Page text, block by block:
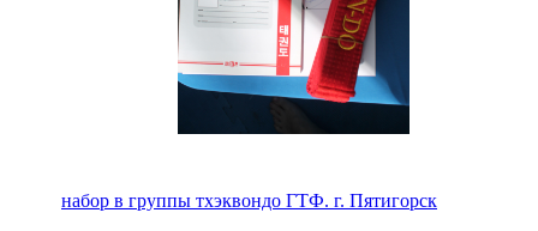
набор в группы тхэквондо ГТФ. г. Пятигорск